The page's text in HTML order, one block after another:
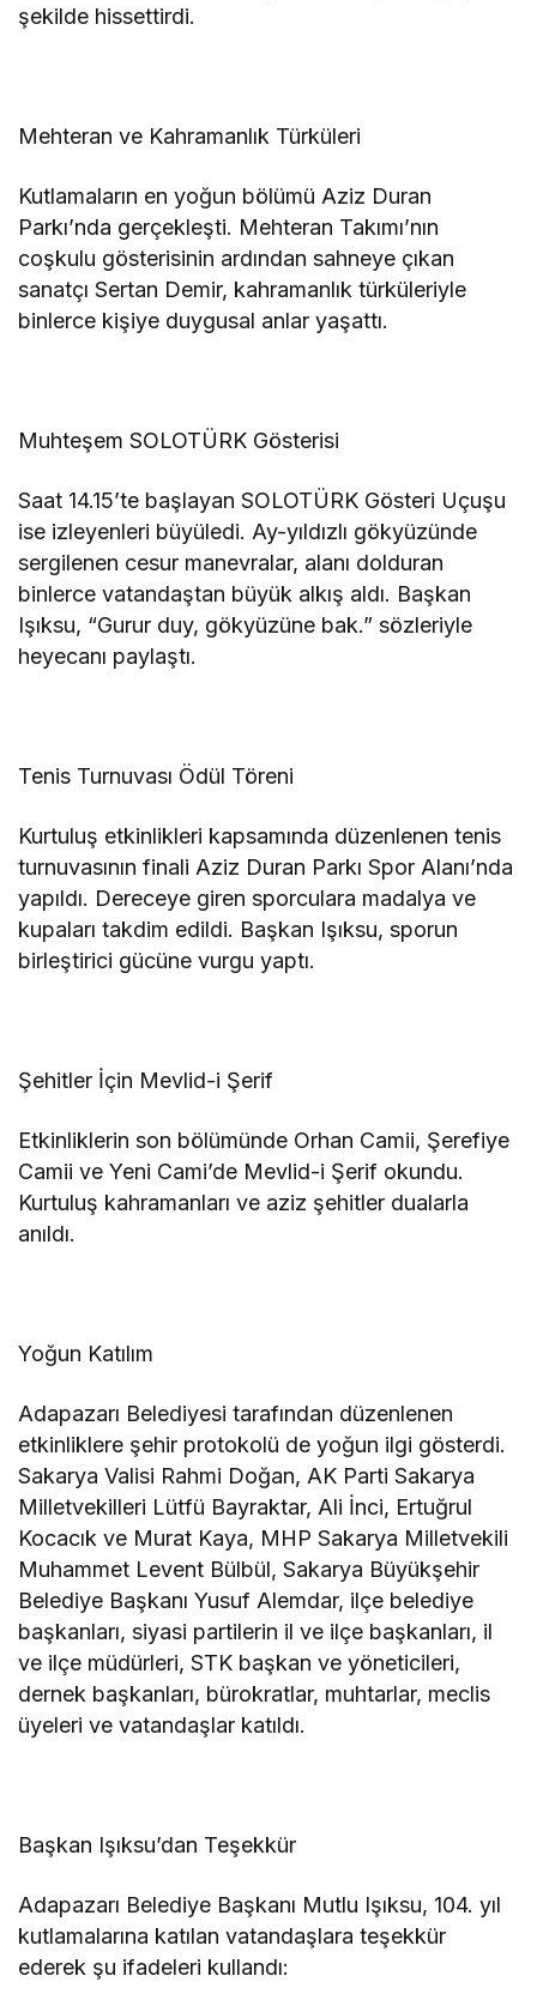
şekilde hissettirdi.
Mehteran ve Kahramanlık Türküleri
Kutlamaların en yoğun bölümü Aziz Duran
Parkı’nda gerçekleşti. Mehteran Takımı’nın
coşkulu gösterisinin ardından sahneye çıkan
sanatçı Sertan Demir, kahramanlık türküleriyle
binlerce kişiye duygusal anlar yaşattı.
Muhteşem SOLOTÜRK Gösterisi
Saat 14.15’te başlayan SOLOTÜRK Gösteri Uçuşu
ise izleyenleri büyüledi. Ay-yıldızlı gökyüzünde
sergilenen cesur manevralar, alanı dolduran
binlerce vatandaştan büyük alkış aldı. Başkan
Işıksu, “Gurur duy, gökyüzüne bak.” sözleriyle
heyecanı paylaştı.
Tenis Turnuvası Ödül Töreni
Kurtuluş etkinlikleri kapsamında düzenlenen tenis
turnuvasının finali Aziz Duran Parkı Spor Alanı’nda
yapıldı. Dereceye giren sporculara madalya ve
kupaları takdim edildi. Başkan Işıksu, sporun
birleştirici gücüne vurgu yaptı.
Şehitler İçin Mevlid-i Şerif
Etkinliklerin son bölümünde Orhan Camii, Şerefiye
Camii ve Yeni Cami’de Mevlid-i Şerif okundu.
Kurtuluş kahramanları ve aziz şehitler dualarla
anıldı.
Yoğun Katılım
Adapazarı Belediyesi tarafından düzenlenen
etkinliklere şehir protokolü de yoğun ilgi gösterdi.
Sakarya Valisi Rahmi Doğan, AK Parti Sakarya
Milletvekilleri Lütfü Bayraktar, Ali İnci, Ertuğrul
Kocacık ve Murat Kaya, MHP Sakarya Milletvekili
Muhammet Levent Bülbül, Sakarya Büyükşehir
Belediye Başkanı Yusuf Alemdar, ilçe belediye
başkanları, siyasi partilerin il ve ilçe başkanları, il
ve ilçe müdürleri, STK başkan ve yöneticileri,
dernek başkanları, bürokratlar, muhtarlar, meclis
üyeleri ve vatandaşlar katıldı.
Başkan Işıksu’dan Teşekkür
Adapazarı Belediye Başkanı Mutlu Işıksu, 104. yıl
kutlamalarına katılan vatandaşlara teşekkür
ederek şu ifadeleri kullandı: